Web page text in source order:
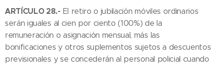
ARTÍCULO 28.- El retiro o jubilación móviles ordinarios
serán iguales al cien por ciento (100%) de la
remuneración o asignación mensual, más las
bonificaciones y otros suplementos sujetos a descuentos
previsionales y se concederán al personal policial cuando